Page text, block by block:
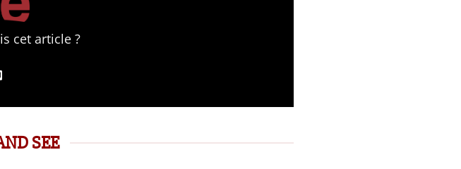
cet article ?
SEE